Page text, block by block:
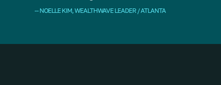
-- NOELLE KIM, WEALTHWAVE LEADER / ATLANTA